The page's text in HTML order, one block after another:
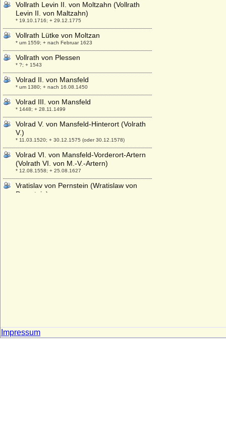
Vollrath Levin II. von Moltzahn (Vollrath
Levin II. von Maltzahn)
* 19.10.1716; + 29.12.1775
Vollrath Lütke von Moltzan
* um 1559; + nach Februar 1623
Vollrath von Plessen
* ?; + 1543
Volrad II. von Mansfeld
* um 1380; + nach 16.08.1450
Volrad III. von Mansfeld
* 1448; + 28.11.1499
Volrad V. von Mansfeld-Hinterort (Volrath
V.)
* 11.03.1520; + 30.12.1575 (oder 30.12.1578)
Volrad VI. von Mansfeld-Vorderort-Artern
(Volrath VI. von M.-V.-Artern)
* 12.08.1558; + 25.08.1627
Vratislav von Pernstein (Wratislaw von
Pernstein)
Impressum